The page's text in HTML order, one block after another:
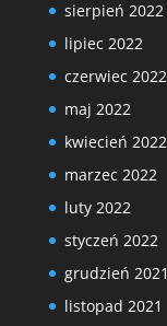
sierpień 2022
lipiec 2022
czerwiec 2022
maj 2022
kwiecień 2022
marzec 2022
luty 2022
styczeń 2022
grudzień 2021
listopad 2021